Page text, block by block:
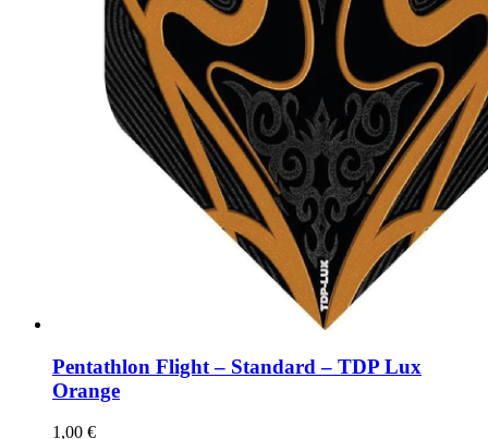
gewählt
Pentathlon Flight – Standard – TDP Lux
Orange
1,00 €